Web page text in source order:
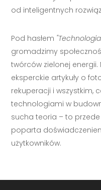
od inteligentnych
Pod hasłem
gromadzimy
twórców zielonej
eksperckie artykuły o
rekuperacji i wszystkim,
technologiami w
sucha teoria – to
poparta
użytkowników.